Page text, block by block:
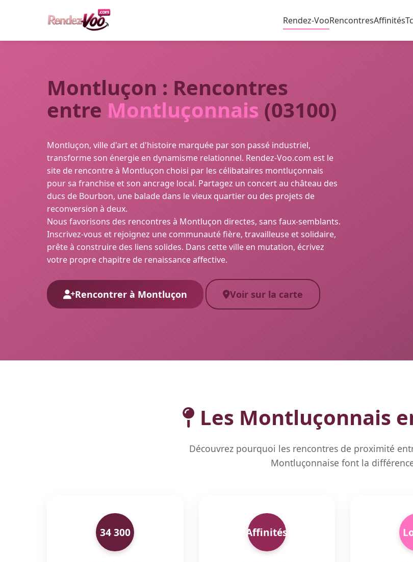
Rendez-VooRencontresAffinités
Montluçon : Rencontres
entre Montluçonnais (03100)
Montluçon, ville d'art et d'histoire marquée par son passé industriel,
transforme son énergie en dynamisme relationnel. Rendez-Voo.com est le
site de rencontre à Montluçon choisi par les célibataires montluçonnais
pour sa franchise et son ancrage local. Partagez un concert au château des
ducs de Bourbon, une balade dans le vieux quartier ou des projets de
reconversion à deux.
Nous favorisons des rencontres à Montluçon directes, sans faux-semblants.
Inscrivez-vous et rejoignez une communauté fière, travailleuse et solidaire,
prête à construire des liens solides. Dans cette ville en mutation, écrivez
votre propre chapitre de renaissance affective.
Rencontrer à Montluçon Voir sur la carte
Les Montluçonnais
Découvrez pourquoi les rencontres de proximité
Montluçonnaise font la
34 300 Affinités